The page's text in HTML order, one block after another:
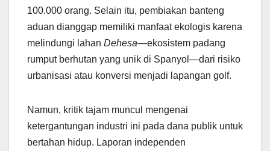
100.000 orang. Selain itu, pembiakan banteng
aduan dianggap memiliki manfaat ekologis karena
melindungi lahan Dehesa—ekosistem padang
rumput berhutan yang unik di Spanyol—dari risiko
urbanisasi atau konversi menjadi lapangan golf.
Namun, kritik tajam muncul mengenai
ketergantungan industri ini pada dana publik untuk
bertahan hidup. Laporan independen